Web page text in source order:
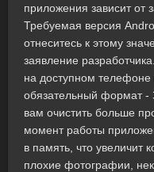
приложения зависит от
Требуемая версия
отнеситесь к этому
заявление
на доступном телефоне
обязательный формат -
вам очистить больше
момент работы
в память, что увеличит
плохие фотографии,